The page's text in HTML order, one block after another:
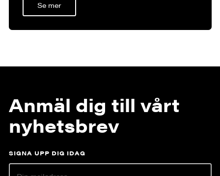
Se mer
Anmäl dig till vårt
nyhetsbrev
SIGNA UPP DIG IDAG